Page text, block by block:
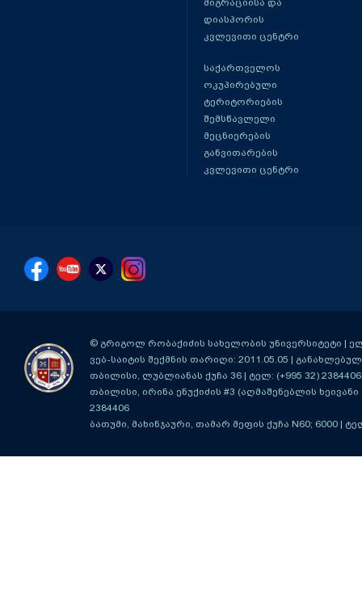
მიგრაციისა და
დიასპორის
კვლევითი ცენტრი
საქართველოს
ოკუპირებული
ტერიტორიების
შემსწავლელი
მეცნიერების
განვითარების
კვლევითი ცენტრი
© გრიგოლ რობაქიძის სახელობის უნივერსიტეტი |
ვებ-საიტის შექმნის თარიღი: 2011.05.05 |
თბილისი, ლუბლიანას ქუჩა 36 | ტელ: (+995 32)
თბილისი, ირინა ენუქიძის #3 (აღმაშენებლის ხეივანი
2384406
ბათუმი, მახინჯაური, თამარ მეფის ქუჩა N60; 6000 |